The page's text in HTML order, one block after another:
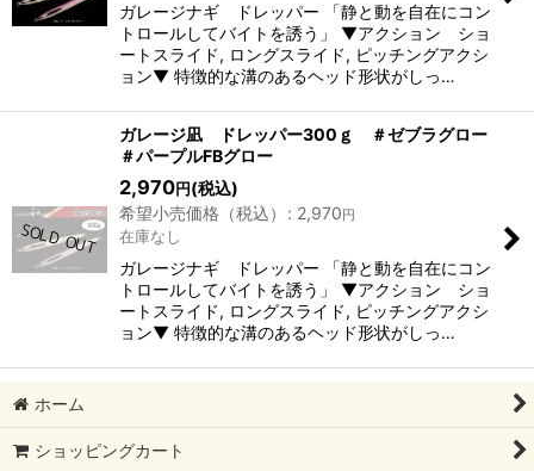
ガレージナギ ドレッパー 「静と動を自在にコン
トロールしてバイトを誘う」 ▼アクション ショ
ートスライド, ロングスライド, ピッチングアクシ
ョン▼ 特徴的な溝のあるヘッド形状がしっ…
ガレージ凪 ドレッパー300ｇ ＃ゼブラグロー
＃パープルFBグロー
2,970円(税込)
希望小売価格（税込）
: 2,970円
在庫なし
ガレージナギ ドレッパー 「静と動を自在にコン
トロールしてバイトを誘う」 ▼アクション ショ
ートスライド, ロングスライド, ピッチングアクシ
ョン▼ 特徴的な溝のあるヘッド形状がしっ…
ホーム
ショッピングカート